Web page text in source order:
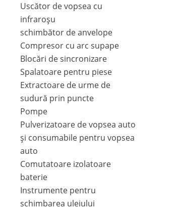
Uscător de vopsea cu
infraroșu
schimbător de anvelope
Compresor cu arc supape
Blocări de sincronizare
Spalatoare pentru piese
Extractoare de urme de
sudură prin puncte
Pompe
Pulverizatoare de vopsea auto
și consumabile pentru vopsea
auto
Comutatoare izolatoare
baterie
Instrumente pentru
schimbarea uleiului